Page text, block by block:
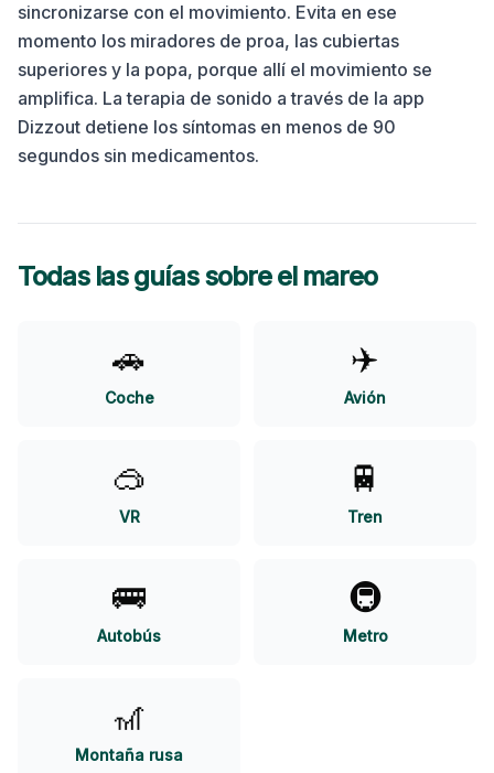
sincronizarse con el movimiento. Evita en ese
momento los miradores de proa, las cubiertas
superiores y la popa, porque allí el movimiento se
amplifica. La terapia de sonido a través de la app
Dizzout detiene los síntomas en menos de 90
segundos sin medicamentos.
Todas las guías sobre el mareo
🚗
Coche
✈️
Avión
🥽
VR
🚆
Tren
🚌
Autobús
🚇
Metro
🎢
Montaña rusa